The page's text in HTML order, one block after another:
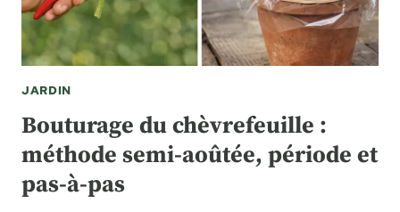
JARDIN
Bouturage du chèvrefeuille :
méthode semi-aoûtée, période et
pas-à-pas